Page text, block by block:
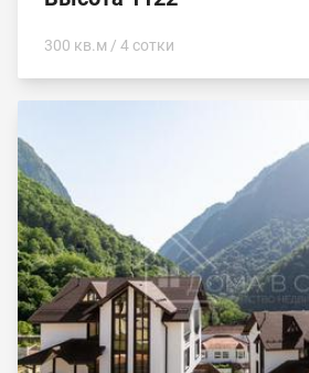
300 кв.м / 4 сотки